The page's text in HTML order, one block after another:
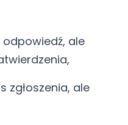
ale
zgłoszenia, ale